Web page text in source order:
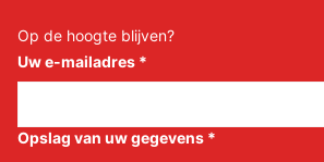
Op de hoogte blijven?
Uw e-mailadres *
Opslag van uw gegevens *